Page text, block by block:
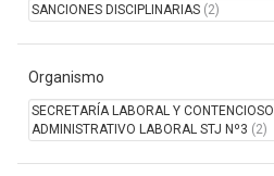
SANCIONES DISCIPLINARIAS (2)
Organismo
SECRETARÍA LABORAL Y CONTENCIOSO
ADMINISTRATIVO LABORAL STJ Nº3 (2)